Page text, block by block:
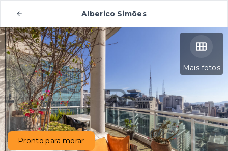
Alberico Simões
Mais fotos
Pronto para morar